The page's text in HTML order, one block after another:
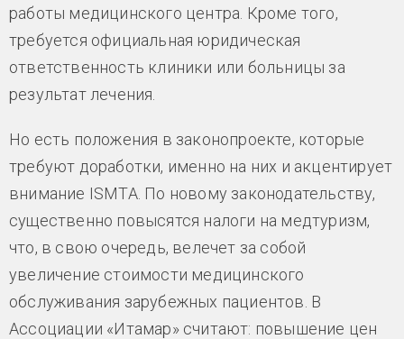
работы медицинского центра. Кроме того,
требуется официальная юридическая
ответственность клиники или больницы за
результат лечения.
Но есть положения в законопроекте, которые
требуют доработки, именно на них и акцентирует
внимание ISMTA. По новому законодательству,
существенно повысятся налоги на медтуризм,
что, в свою очередь, велечет за собой
увеличение стоимости медицинского
обслуживания зарубежных пациентов. В
Ассоциации «Итамар» считают: повышение цен